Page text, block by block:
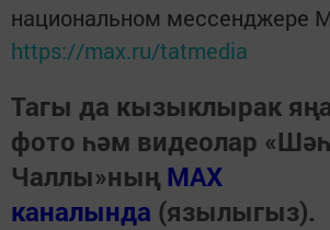
национальном мессенджере
https://max.ru/tatmedia
Тагы да кызыклырак
фото һәм видеолар
Чаллы»ның MAX
каналында (язылыгыз).